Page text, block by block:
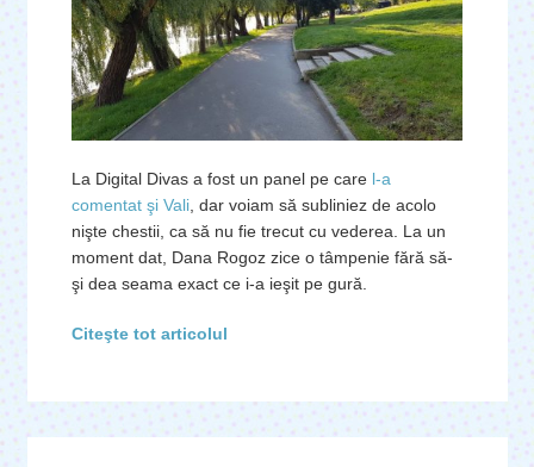
La Digital Divas a fost un panel pe care l-a
comentat şi Vali, dar voiam să subliniez de acolo
nişte chestii, ca să nu fie trecut cu vederea. La un
moment dat, Dana Rogoz zice o tâmpenie fără să-
şi dea seama exact ce i-a ieşit pe gură.
Citeşte tot articolul